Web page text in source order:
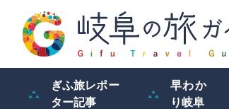
ぎふ旅レポー
ター記事
早わか
り岐阜